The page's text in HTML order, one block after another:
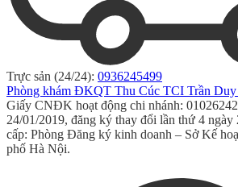
Trực sản (24/24): 0936245499
Phòng khám ĐKQT Thu Cúc TCI Trần
Giấy CNĐK hoạt động chi nhánh:
24/01/2019, đăng ký thay đổi lần thứ 4 ngày
cấp: Phòng Đăng ký kinh doanh – Sở Kế
phố Hà Nội.